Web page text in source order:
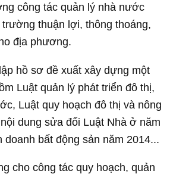
công tác quản lý nhà nước
thuận lợi, thông thoáng,
địa phương.
hồ sơ đề xuất xây dựng một
Luật quản lý phát triển đô thị,
Luật quy hoạch đô thị và nông
dung sửa đổi Luật Nhà ở năm
doanh bất động sản năm 2014...
cho công tác quy hoạch, quản